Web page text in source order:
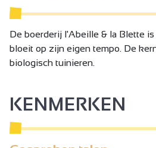
De boerderij l'Abeille & la Blette
bloeit op zijn eigen tempo. De
biologisch tuinieren.
KENMERKEN